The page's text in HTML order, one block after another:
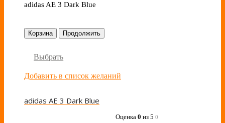
adidas AE 3 Dark Blue
Корзина Продолжить
Выбрать
Добавить в список желаний
adidas AE 3 Dark Blue
Оценка 0 из 5 0